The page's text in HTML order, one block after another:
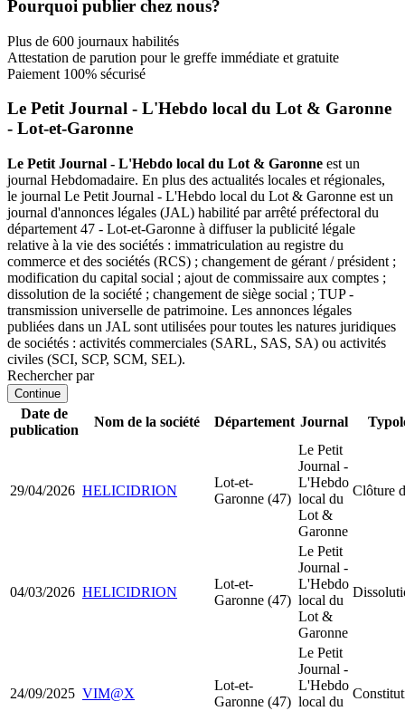
Pourquoi publier chez nous?
Plus de 600 journaux habilités
Attestation de parution pour le greffe immédiate et gratuite
Paiement 100% sécurisé
Le Petit Journal - L'Hebdo local du Lot & Garonne
- Lot-et-Garonne
Le Petit Journal - L'Hebdo local du Lot & Garonne est un
journal Hebdomadaire. En plus des actualités locales et régionales,
le journal Le Petit Journal - L'Hebdo local du Lot & Garonne est un
journal d'annonces légales (JAL) habilité par arrêté préfectoral du
département 47 - Lot-et-Garonne à diffuser la publicité légale
relative à la vie des sociétés : immatriculation au registre du
commerce et des sociétés (RCS) ; changement de gérant / président ;
modification du capital social ; ajout de commissaire aux comptes ;
dissolution de la société ; changement de siège social ; TUP -
transmission universelle de patrimoine. Les annonces légales
publiées dans un JAL sont utilisées pour toutes les natures juridiques
de sociétés : activités commerciales (SARL, SAS, SA) ou activités
civiles (SCI, SCP, SCM, SEL).
Rechercher par
Continue
Date de
publication
Nom de la société Département Journal
29/04/2026 HELICIDRION
Lot-et-
Garonne (47)
Le Petit
Journal -
L'Hebdo
local du
Lot &
Garonne
Clôture
04/03/2026 HELICIDRION
Lot-et-
Garonne (47)
Le Petit
Journal -
L'Hebdo
local du
Lot &
Garonne
24/09/2025 VIM@X
Lot-et-
Garonne (47)
Le Petit
Journal -
L'Hebdo
local du